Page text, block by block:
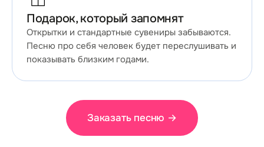
Подарок, который запомнят
Открытки и стандартные сувениры забываются.
Песню про себя человек будет переслушивать и
показывать близким годами.
Заказать песню →